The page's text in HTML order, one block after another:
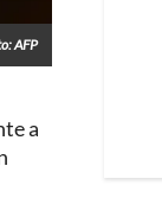
AFP
a